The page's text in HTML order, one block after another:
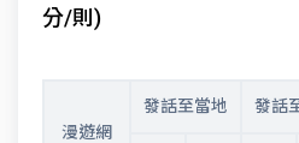
分/則)
漫遊網
發話至當地 發話